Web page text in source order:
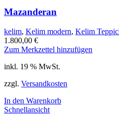
Mazanderan
kelim, Kelim modern, Kelim
1.800,00 €
Zum Merkzettel hinzufügen
inkl. 19 % MwSt.
zzgl. Versandkosten
In den Warenkorb
Schnellansicht